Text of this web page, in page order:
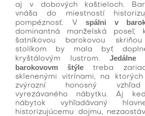
aj v dobových kaštieloch.
vnáša do miestností
pompéznosť. V spálni v
dominantná manželská poseľ,
šatníkovou barokovou
stolíkom by mala byť
kryštálovým lustrom.
barokovovm štýletreba
sklenenými vitrínami, na
zvýrazní honosný vzhľad
vyrezávaného nábytku. Aj
nábytok vyhľadávaný
historizujúcemu dojmu,